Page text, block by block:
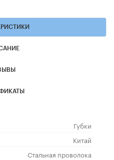
Губки
Китай
Стальная проволока